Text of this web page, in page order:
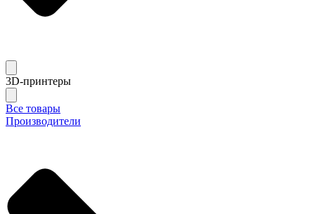
3D-принтеры
Все товары
Производители